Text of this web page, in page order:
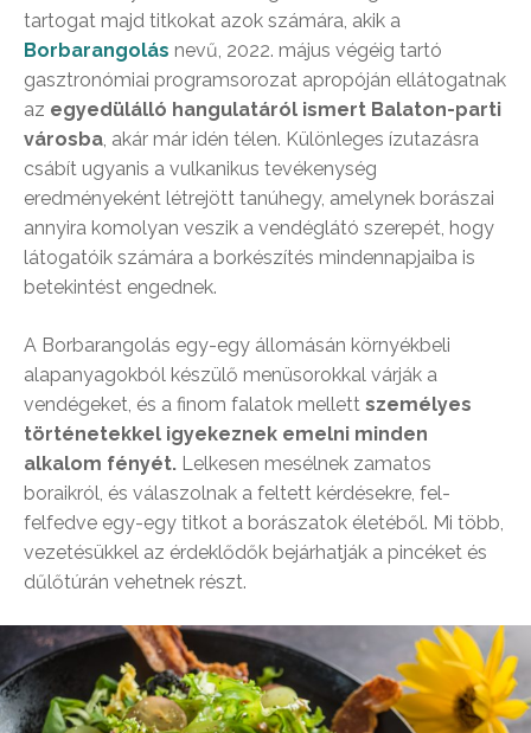
tartogat majd titkokat azok számára, akik a
Borbarangolás nevű, 2022. május végéig tartó
gasztronómiai programsorozat apropóján ellátogatnak
az egyedülálló hangulatáról ismert Balaton-parti
városba, akár már idén télen. Különleges ízutazásra
csábít ugyanis a vulkanikus tevékenység
eredményeként létrejött tanúhegy, amelynek borászai
annyira komolyan veszik a vendéglátó szerepét, hogy
látogatóik számára a borkészítés mindennapjaiba is
betekintést engednek.
A Borbarangolás egy-egy állomásán környékbeli
alapanyagokból készülő menüsorokkal várják a
vendégeket, és a finom falatok mellett személyes
történetekkel igyekeznek emelni minden
alkalom fényét. Lelkesen mesélnek zamatos
boraikról, és válaszolnak a feltett kérdésekre, fel-
felfedve egy-egy titkot a borászatok életéből. Mi több,
vezetésükkel az érdeklődők bejárhatják a pincéket és
dűlőtúrán vehetnek részt.